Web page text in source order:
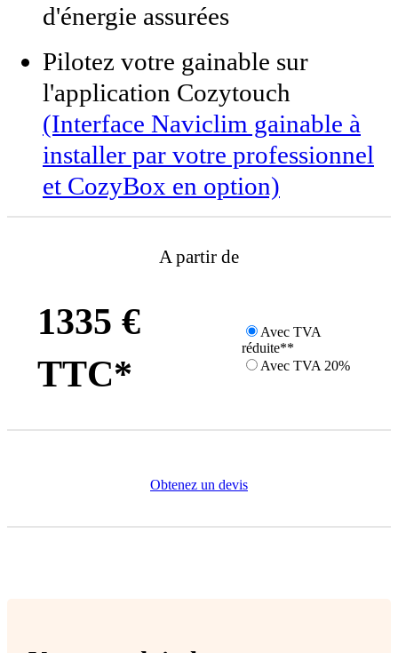
d'énergie assurées
Pilotez votre gainable sur
l'application Cozytouch
(Interface Naviclim gainable à
installer par votre professionnel
et CozyBox en option)
A partir de
1335 €
TTC*
Avec TVA
réduite**
Avec TVA 20%
Obtenez un devis